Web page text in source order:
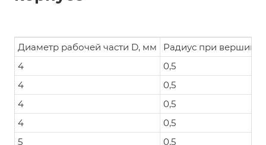
Диаметр рабочей части D, мм
Радиус при
4
0,5
4
0,5
4
0,5
4
0,5
5
0,5